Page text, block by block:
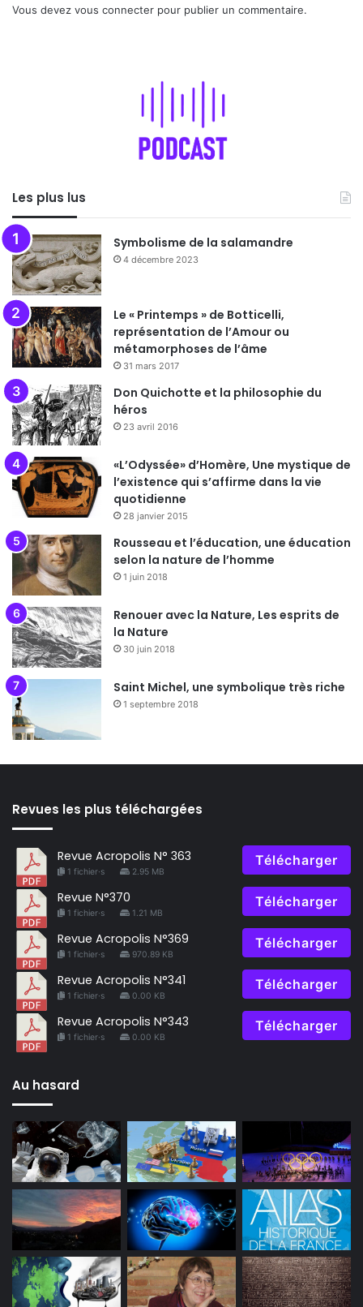
Vous devez vous connecter pour publier un commentaire.
Les plus lus
Symbolisme de la salamandre
4 décembre 2023
Le « Printemps » de Botticelli,
représentation de l’Amour ou
métamorphoses de l’âme
31 mars 2017
Don Quichotte et la philosophie du
héros
23 avril 2016
«L’Odyssée» d’Homère, Une mystique de
l’existence qui s’affirme dans la vie
quotidienne
28 janvier 2015
Rousseau et l’éducation, une éducation
selon la nature de l’homme
1 juin 2018
Renouer avec la Nature, Les esprits de
la Nature
30 juin 2018
Saint Michel, une symbolique très riche
1 septembre 2018
Revues les plus téléchargées
Revue Acropolis N° 363
1 fichier·s 2.95 MB
Télécharger
Revue N°370
1 fichier·s 1.21 MB
Télécharger
Revue Acropolis N°369
1 fichier·s 970.89 KB
Télécharger
Revue Acropolis N°341
1 fichier·s 0.00 KB
Télécharger
Revue Acropolis N°343
1 fichier·s 0.00 KB
Télécharger
Au hasard